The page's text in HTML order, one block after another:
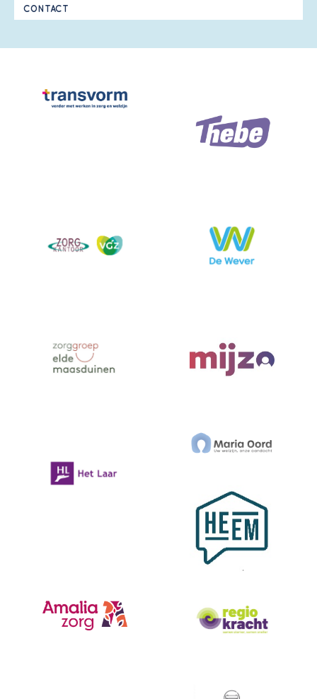
CONTACT